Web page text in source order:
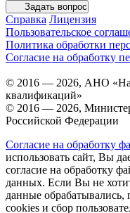
Задать вопрос
Справка Лицензия
Пользовательское
Политика обработки
Согласие на обработку
© 2016 — 2026, АНО
квалификаций»
© 2016 — 2026,
Российской Федерации
Согласие на обработку
использовать сайт, Вы
согласие на обработку
данных. Если Вы не
данные обрабатывались,
cookies и сбор